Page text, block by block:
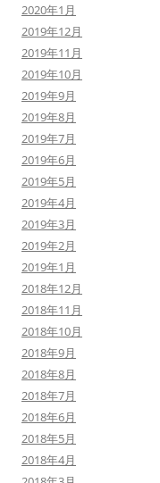
2020年1月
2019年12月
2019年11月
2019年10月
2019年9月
2019年8月
2019年7月
2019年6月
2019年5月
2019年4月
2019年3月
2019年2月
2019年1月
2018年12月
2018年11月
2018年10月
2018年9月
2018年8月
2018年7月
2018年6月
2018年5月
2018年4月